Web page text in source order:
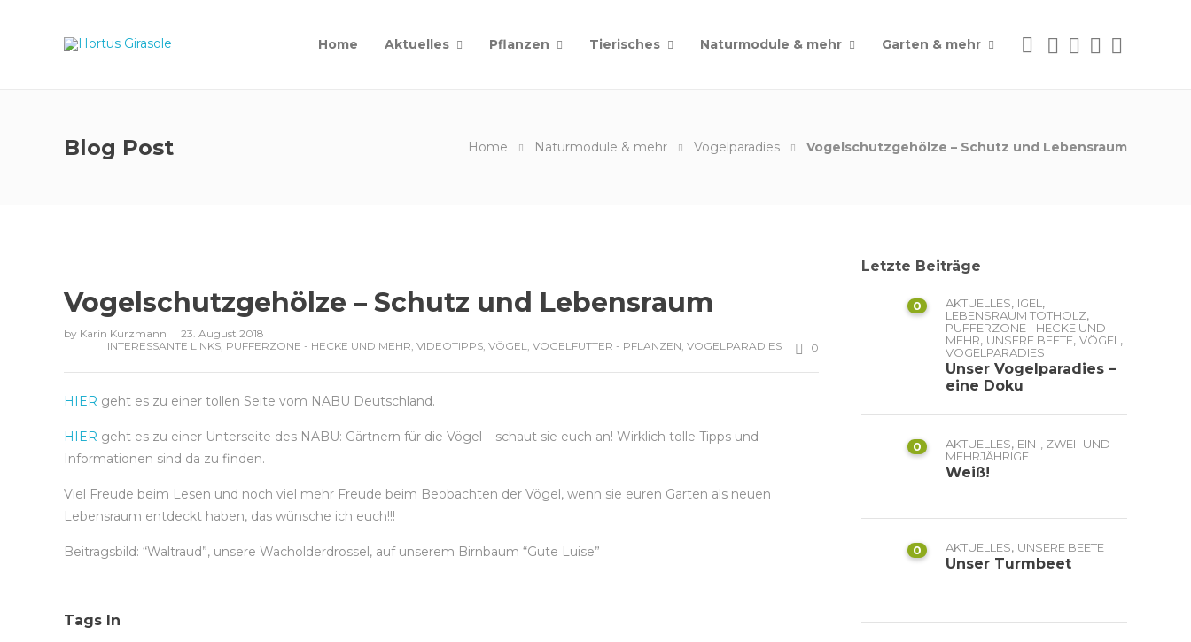
Home Aktuelles Pflanzen Tierisches Naturmodule & mehr Garten & mehr
Blog Post Home Naturmodule & mehr Vogelparadies Vogelschutzgehölze – Schutz und Lebensraum
Vogelschutzgehölze – Schutz und Lebensraum
by Karin Kurzmann
23. August 2018
INTERESSANTE LINKS, PUFFERZONE - HECKE UND MEHR, VIDEOTIPPS, VÖGEL, VOGELFUTTER - PFLANZEN, VOGELPARADIES 0
HIER geht es zu einer tollen Seite vom NABU Deutschland.
HIER geht es zu einer Unterseite des NABU: Gärtnern für die Vögel – schaut sie euch an! Wirklich tolle Tipps und
Informationen sind da zu finden.
Viel Freude beim Lesen und noch viel mehr Freude beim Beobachten der Vögel, wenn sie euren Garten als neuen
Lebensraum entdeckt haben, das wünsche ich euch!!!
Beitragsbild: “Waltraud”, unsere Wacholderdrossel, auf unserem Birnbaum “Gute Luise”
Tags In
Letzte Beiträge
0 AKTUELLES, IGEL ,
LEBENSRAUM TOTHOLZ,
PUFFERZONE - HECKE UND
MEHR, UNSERE BEETE, VÖGEL ,
VOGELPARADIES
Unser Vogelparadies –
eine Doku
0 AKTUELLES, EIN-, ZWEI- UND
MEHRJÄHRIGE
Weiß!
0 AKTUELLES, UNSERE BEETE
Unser Turmbeet